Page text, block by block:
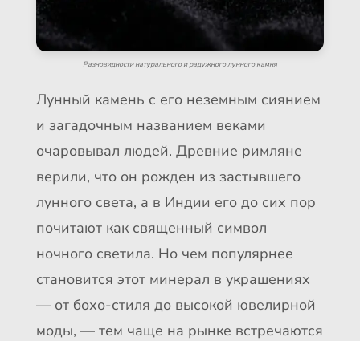
Разновидности натурального и радужного лунного камня
Лунный камень с его неземным сиянием
и загадочным названием веками
очаровывал людей. Древние римляне
верили, что он рожден из застывшего
лунного света, а в Индии его до сих пор
почитают как священный символ
ночного светила. Но чем популярнее
становится этот минерал в украшениях
— от бохо-стиля до высокой ювелирной
моды, — тем чаще на рынке встречаются